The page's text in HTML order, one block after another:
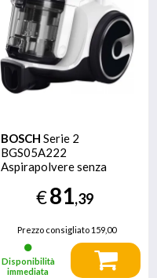
BOSCH Serie 2
BGS05A222
Aspirapolvere senza
€81,39
Prezzo consigliato 159,00
Disponibilità
immediata